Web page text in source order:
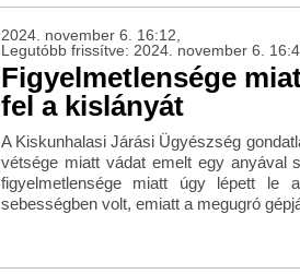
2024. november 6. 16:12,
Legutóbb frissítve: 2024. november 6.
Figyelmetlensége
fel a kislányát
A Kiskunhalasi Járási Ügyészség
vétsége miatt vádat emelt egy anyával
figyelmetlensége miatt úgy lépett le
sebességben volt, emiatt a megugró